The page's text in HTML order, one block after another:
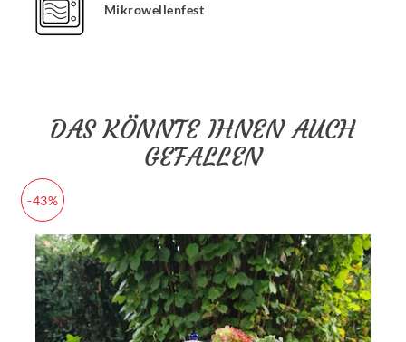
Mikrowellenfest
DAS KÖNNTE IHNEN AUCH
GEFALLEN
-43%